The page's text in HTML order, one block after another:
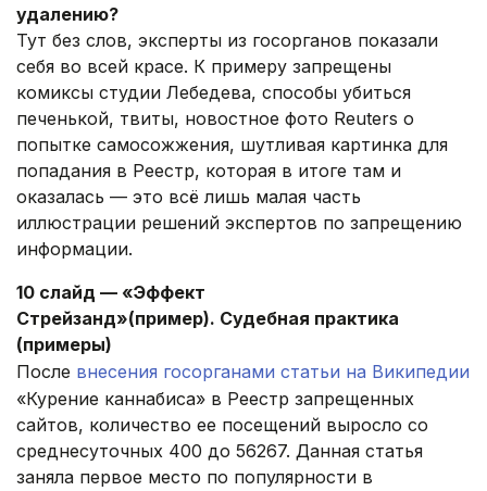
удалению?
Тут без слов, эксперты из госорганов показали
себя во всей красе. К примеру запрещены
комиксы студии Лебедева, способы убиться
печенькой, твиты, новостное фото Reuters о
попытке самосожжения, шутливая картинка для
попадания в Реестр, которая в итоге там и
оказалась — это всё лишь малая часть
иллюстрации решений экспертов по запрещению
информации.
10 слайд — «Эффект
Стрейзанд»(пример). Судебная практика
(примеры)
После внесения госорганами статьи на Википедии
«Курение каннабиса» в Реестр запрещенных
сайтов, количество ее посещений выросло со
среднесуточных 400 до 56267. Данная статья
заняла первое место по популярности в